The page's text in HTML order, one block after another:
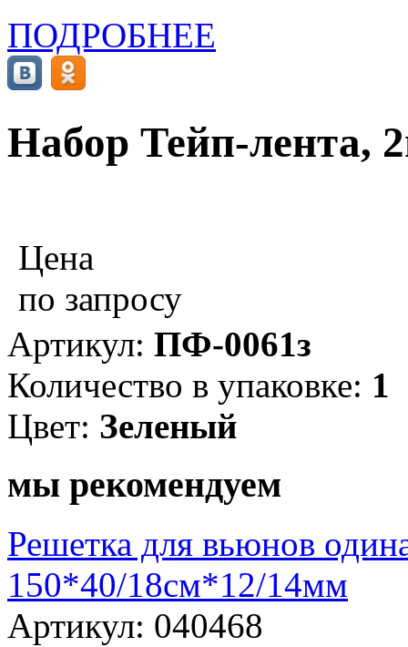
ПОДРОБНЕЕ
Набор Тейп-лента,
Цена
по запросу
Артикул: ПФ-0061з
Количество в упаковке: 1
Цвет: Зеленый
мы рекомендуем
Решетка для вьюнов
150*40/18см*12/14мм
Артикул: 040468